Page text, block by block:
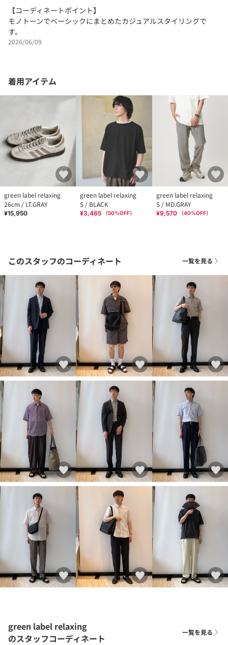
【コーディネートポイント】
モノトーンでベーシックにまとめたカジュアルスタイリングで
す。
2026/06/09
着用アイテム
green label relaxing
26cm / LT.GRAY
¥15,950
green label relaxing
S / BLACK
¥3,465 （50%OFF）
green label relaxing
S / MD.GRAY
¥9,570 （40%OFF）
このスタッフのコーディネート 一覧を見る
green label relaxing
のスタッフコーディネート
一覧を見る